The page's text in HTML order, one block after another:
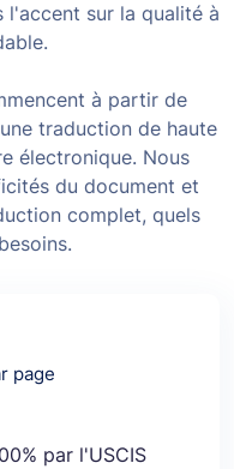
sur la qualité à
à partir de
traduction de haute
électronique. Nous
du document et
complet, quels
page
par l'USCIS